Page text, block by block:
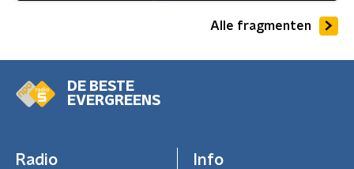
Alle fragmenten
DE BESTE
EVERGREENS
Radio Info